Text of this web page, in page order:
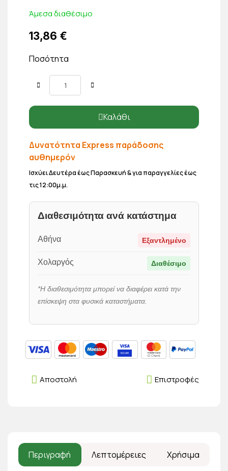
Άμεσα διαθέσιμο
13,86 €
Ποσότητα
Καλάθι
Δυνατότητα Express παράδοσης
αυθημερόν
Ισχύει Δευτέρα έως Παρασκευή & για παραγγελίες έως
τις 12:00μ.μ.
Διαθεσιμότητα ανά κατάστημα
Αθήνα Εξαντλημένο
Χολαργός Διαθέσιμο
*Η διαθεσιμότητα μπορεί να διαφέρει κατά την
επίσκεψη στα φυσικά καταστήματα.
Επιστροφές
Αποστολή
Περιγραφή Λεπτομέρειες Χρήσιμα